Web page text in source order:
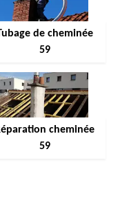
de cheminée
59
cheminée
59